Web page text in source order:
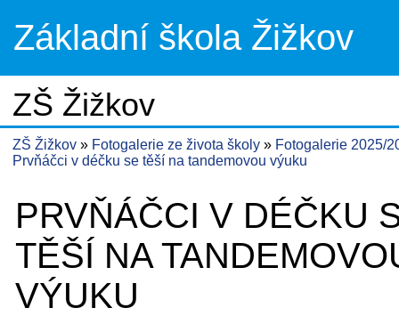
Základní škola Žižkov
ZŠ Žižkov
ZŠ Žižkov Fotogalerie ze života školy
Fotogalerie 2025/
Prvňáčci v déčku se těší na tandemovou výuku
PRVŇÁČCI V DÉČKU
TĚŠÍ NA
VÝUKU